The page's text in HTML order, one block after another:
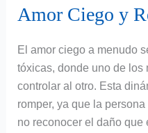
Amor Ciego y
El amor ciego a menudo
tóxicas, donde uno de los
controlar al otro. Esta
romper, ya que la
no reconocer el daño que